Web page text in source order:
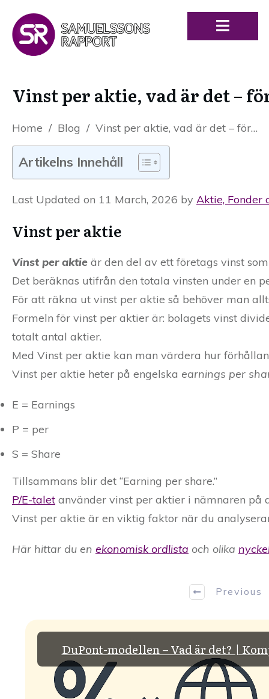
Vinst per aktie, vad är det –
Home / Blog / Vinst per aktie, vad är det – förklaring och definition
Artikelns Innehåll
Last Updated on 11 March, 2026 by Aktie, Fonder
Vinst per aktie
Vinst per aktie är den del av ett företags vinst
Det beräknas utifrån den totala vinsten under en
För att räkna ut vinst per aktie så behöver man
Formeln för vinst per aktier är: bolagets vinst
totalt antal aktier.
Med Vinst per aktie kan man värdera hur
Vinst per aktie heter på engelska earnings per
E = Earnings
P = per
S = Share
Tillsammans blir det “Earning per share.”
P/E-talet använder vinst per aktier i nämnaren på
Vinst per aktie är en viktig faktor när du
Här hittar du en ekonomisk ordlista och olika
Previous
DuPont-modellen – Vad är det? |